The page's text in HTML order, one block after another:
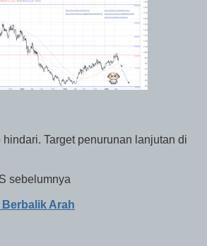
hindari. Target penurunan lanjutan di
sebelumnya
Berbalik Arah